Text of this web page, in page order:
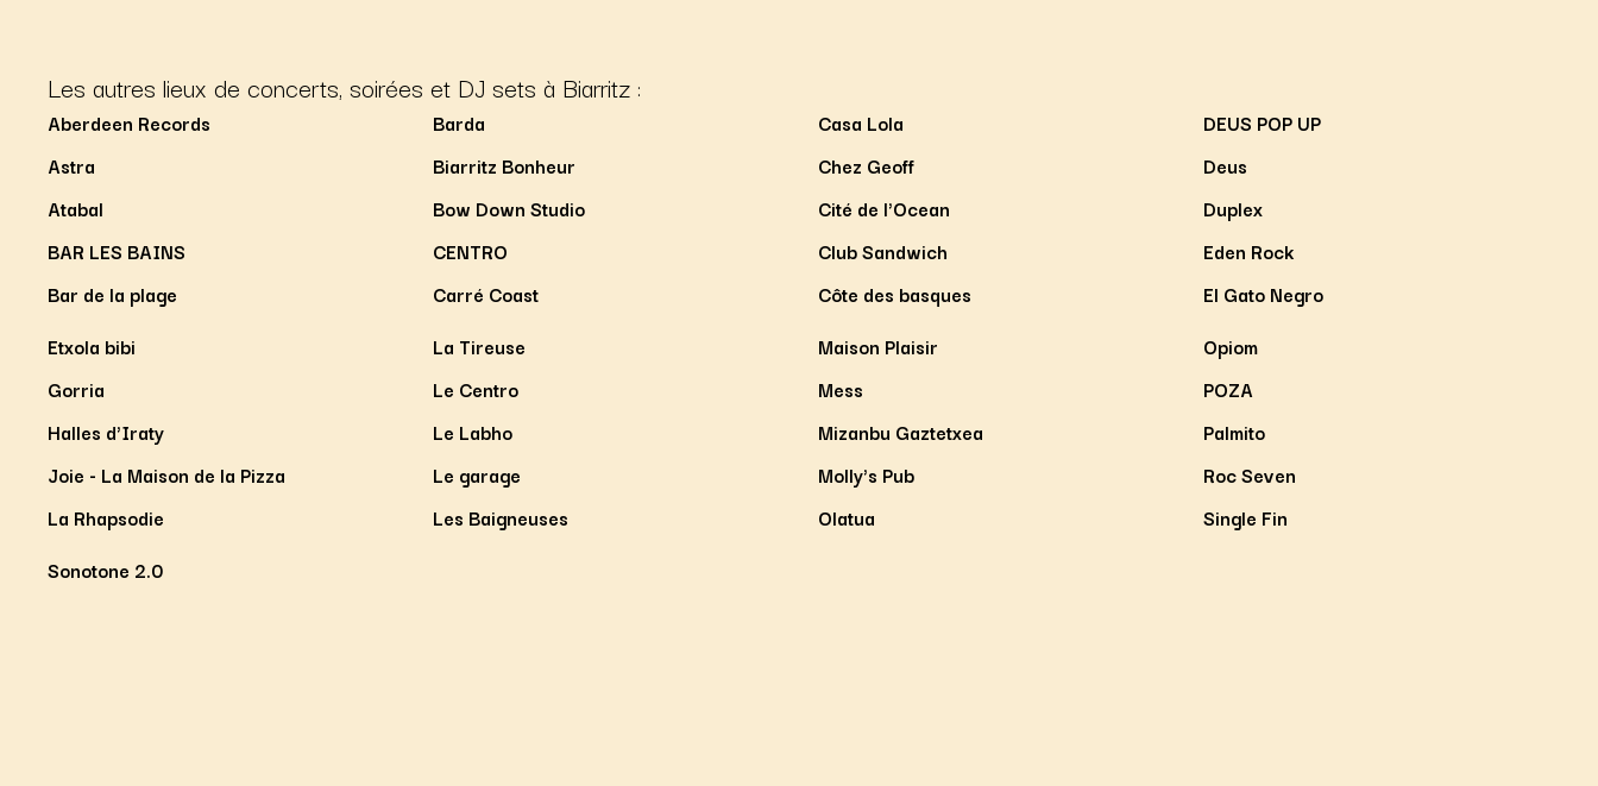
Les autres lieux de concerts, soirées et DJ sets à Biarritz :
Aberdeen Records
Astra
Atabal
BAR LES BAINS
Bar de la plage
Barda
Biarritz Bonheur
Bow Down Studio
CENTRO
Carré Coast
Casa Lola
Chez Geoff
Cité de l'Ocean
Club Sandwich
Côte des basques
DEUS POP UP
Deus
Duplex
Eden Rock
El Gato Negro
Etxola bibi
Gorria
Halles d'Iraty
Joie - La Maison de la Pizza
La Rhapsodie
La Tireuse
Le Centro
Le Labho
Le garage
Les Baigneuses
Maison Plaisir
Mess
Mizanbu Gaztetxea
Molly's Pub
Olatua
Opiom
POZA
Palmito
Roc Seven
Single Fin
Sonotone 2.0